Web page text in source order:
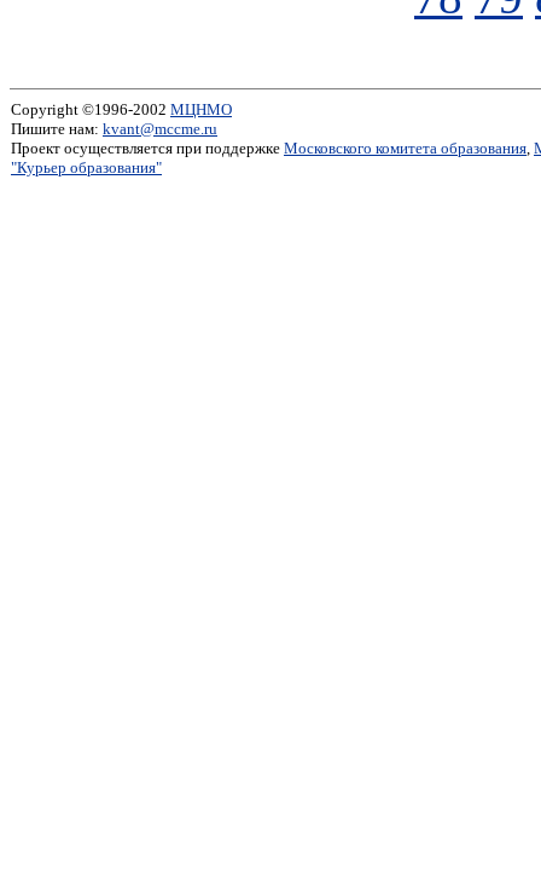
Copyright ©1996-2002 МЦНМО
Пишите нам: kvant@mccme.ru
Проект осуществляется при поддержке Московского комитета образования,
"Курьер образования"